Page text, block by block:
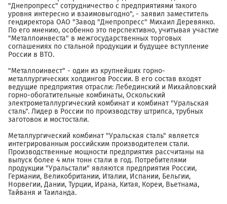
"Днепропресс" сотрудничество с предприятиями такого
уровня интересно и взаимовыгодно", - заявил заместитель
гендиректора ОАО "Завод "Днепропресс" Михаил Деревянко.
По его мнению, особенно это перспективно, учитывая участие
"Металлоинвеста" в межгосударственных торговых
соглашениях по стальной продукции и будущее вступление
России в ВТО.
"Металлоинвест" - один из крупнейших горно-
металлургических холдингов России. В его состав входят
ведущие предприятия отрасли: Лебединский и Михайловский
горно-обогатительные комбинаты, Оскольский
электрометаллургический комбинат и комбинат "Уральская
сталь". Лидер в России по производству штрипса, трубных
заготовок и мостостали.
Металлургический комбинат "Уральская сталь" является
интегрированным российским производителем стали.
Производственные мощности предприятия рассчитаны на
выпуск более 4 млн тонн стали в год. Потребителями
продукции "Уральстали" являются предприятия России,
Германии, Великобритании, Италии, Испании, Бельгии,
Норвегии, Дании, Турции, Ирана, Китая, Кореи, Вьетнама,
Тайваня и Таиланда.